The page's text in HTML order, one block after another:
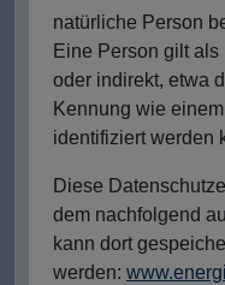
natürliche Person
Eine Person gilt
oder indirekt, etwa
Kennung wie
identifiziert werden
Diese
dem nachfolgend
kann dort
werden: